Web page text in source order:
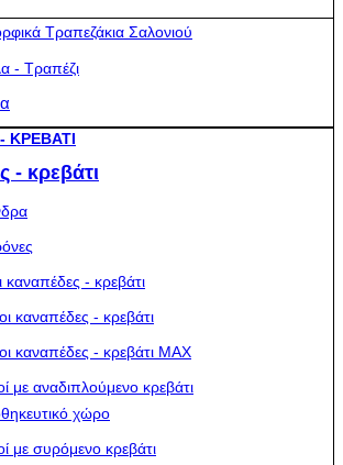
Τραπεζάκια Σαλονιού
- Τραπέζι
ΚΡΕΒΑΤΙ
- κρεβάτι
καναπέδες - κρεβάτι
καναπέδες - κρεβάτι
καναπέδες - κρεβάτι MAX
με αναδιπλούμενο κρεβάτι
χώρο
με συρόμενο κρεβάτι